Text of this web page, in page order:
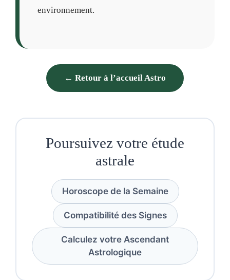
environnement.
← Retour à l’accueil Astro
Poursuivez votre étude
astrale
Horoscope de la Semaine
Compatibilité des Signes
Calculez votre Ascendant
Astrologique